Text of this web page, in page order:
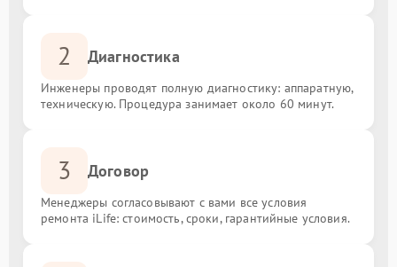
2 Диагностика
Инженеры проводят полную диагностику: аппаратную,
техническую. Процедура занимает около 60 минут.
3 Договор
Менеджеры согласовывают с вами все условия
ремонта iLife: стоимость, сроки, гарантийные условия.